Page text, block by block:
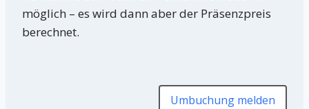
möglich – es wird dann aber der Präsenzpreis
berechnet.
Umbuchung melden